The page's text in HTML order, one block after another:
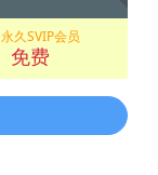
永久SVIP会员
免费